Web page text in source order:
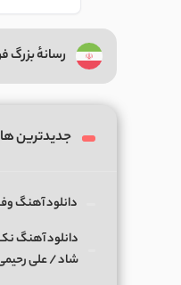
رسانهٔ بزرگ
جدیدترین ها
دانلود آهنگ
دانلود آهنگ
شاد / علی